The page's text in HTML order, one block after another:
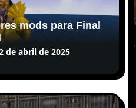
mods para Final
de abril de 2025